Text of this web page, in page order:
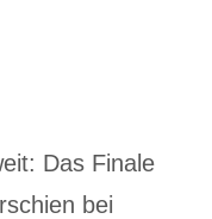
Das Finale
bei